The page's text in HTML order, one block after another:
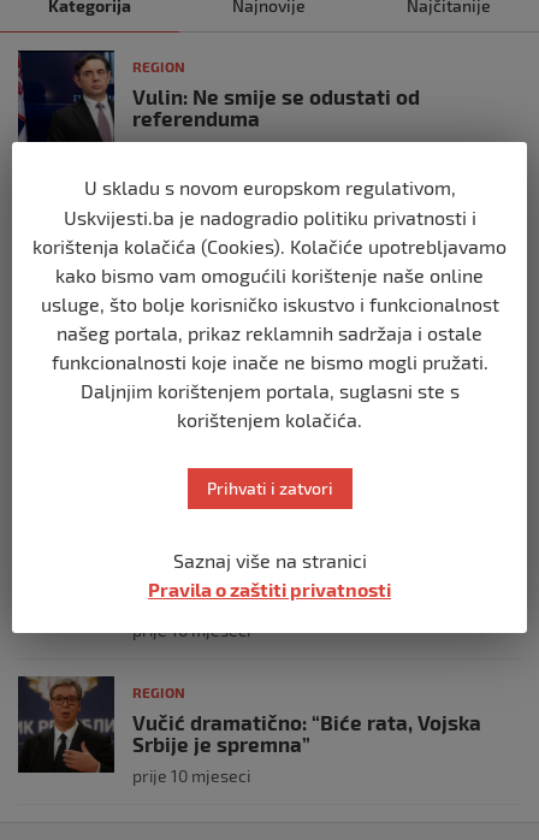
Kategorija Najnovije Najčitanije
REGION
Vulin: Ne smije se odustati od
referenduma
REGION
Mira se dvadeseti put cijepila protiv
gripe: ‘Zato da ne budem bolesna’
prije 10 mjeseci
REGION
Predsjednik Srbije Aleksandar Vučić
poslao vijenac: Posljednji pozdrav
Halidu
Koza ogrebala dijete u zoološkom vrtu,
roditelji zvali hitnu i policiju: “Došli su
uhapsiti kozu”
prije 10 mjeseci
REGION
Vučić dramatično: “Biće rata, Vojska
Srbije je spremna”
prije 10 mjeseci
U skladu s novom europskom regulativom,
Uskvijesti.ba je nadogradio politiku privatnosti i
korištenja kolačića (Cookies). Kolačiće upotrebljavamo
kako bismo vam omogućili korištenje naše online
usluge, što bolje korisničko iskustvo i funkcionalnost
našeg portala, prikaz reklamnih sadržaja i ostale
funkcionalnosti koje inače ne bismo mogli pružati.
Daljnjim korištenjem portala, suglasni ste s
korištenjem kolačića.
Prihvati i zatvori
Saznaj više na stranici
Pravila o zaštiti privatnosti